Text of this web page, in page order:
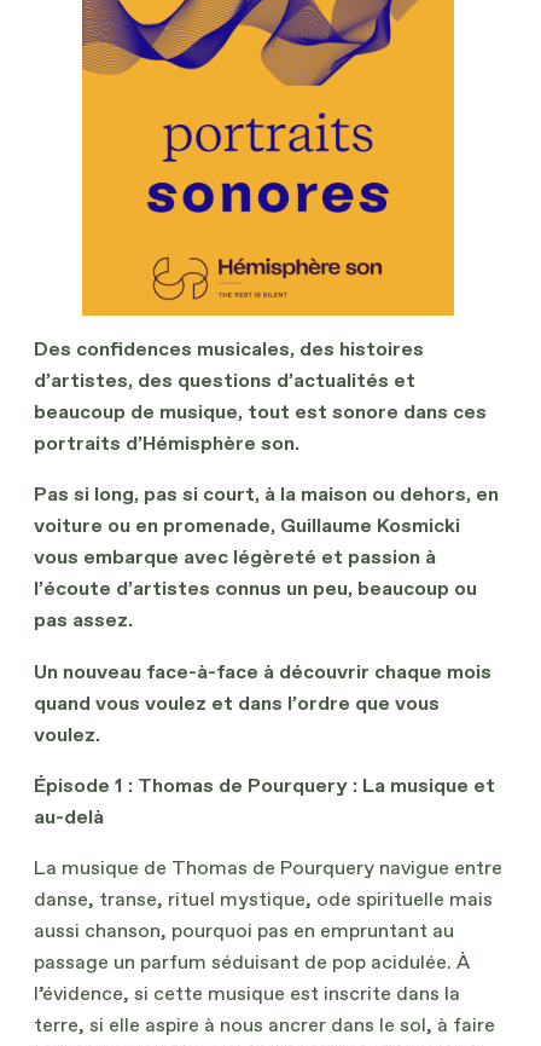
Des confidences musicales, des histoires
d’artistes, des questions d’actualités et
beaucoup de musique, tout est sonore dans ces
portraits d’Hémisphère son.
Pas si long, pas si court, à la maison ou dehors, en
voiture ou en promenade, Guillaume Kosmicki
vous embarque avec légèreté et passion à
l’écoute d’artistes connus un peu, beaucoup ou
pas assez.
Un nouveau face-à-face à découvrir chaque mois
quand vous voulez et dans l’ordre que vous
voulez.
Épisode 1 : Thomas de Pourquery : La musique et
au-delà
La musique de Thomas de Pourquery navigue entre
danse, transe, rituel mystique, ode spirituelle mais
aussi chanson, pourquoi pas en empruntant au
passage un parfum séduisant de pop acidulée. À
l’évidence, si cette musique est inscrite dans la
terre, si elle aspire à nous ancrer dans le sol, à faire